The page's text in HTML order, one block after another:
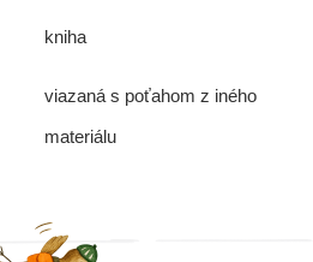
kniha
viazaná s poťahom z iného
materiálu